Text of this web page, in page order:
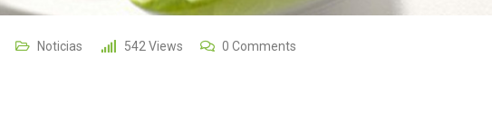
Noticias 542 Views 0 Comments